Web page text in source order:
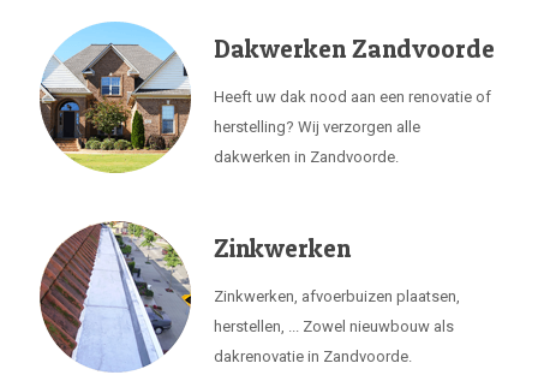
Dakwerken Zandvoorde
Heeft uw dak nood aan een renovatie of
herstelling? Wij verzorgen alle
dakwerken in Zandvoorde.
Zinkwerken
Zinkwerken, afvoerbuizen plaatsen,
herstellen, ... Zowel nieuwbouw als
dakrenovatie in Zandvoorde.